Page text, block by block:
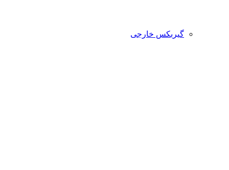
گیربکس خارجی